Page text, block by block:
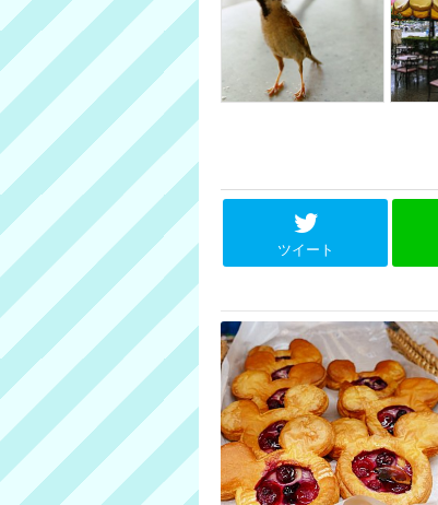
ツイート